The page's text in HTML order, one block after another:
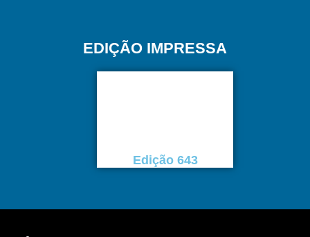
EDIÇÃO IMPRESSA
Edição 643